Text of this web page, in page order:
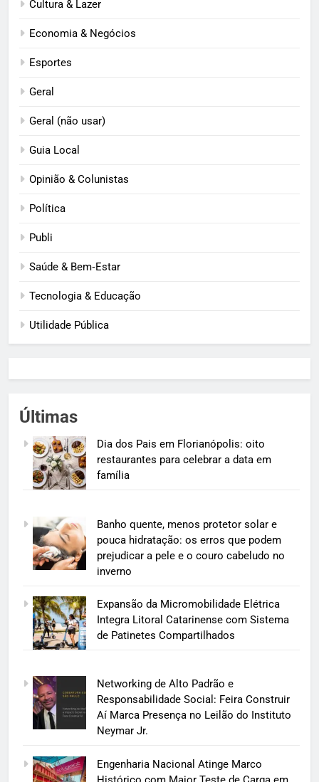
Cultura & Lazer
Economia & Negócios
Esportes
Geral
Geral (não usar)
Guia Local
Opinião & Colunistas
Política
Publi
Saúde & Bem‑Estar
Tecnologia & Educação
Utilidade Pública
Últimas
Dia dos Pais em Florianópolis: oito
restaurantes para celebrar a data em
família
Banho quente, menos protetor solar e
pouca hidratação: os erros que podem
prejudicar a pele e o couro cabeludo no
inverno
Expansão da Micromobilidade Elétrica
Integra Litoral Catarinense com Sistema
de Patinetes Compartilhados
Networking de Alto Padrão e
Responsabilidade Social: Feira Construir
Aí Marca Presença no Leilão do Instituto
Neymar Jr.
Engenharia Nacional Atinge Marco